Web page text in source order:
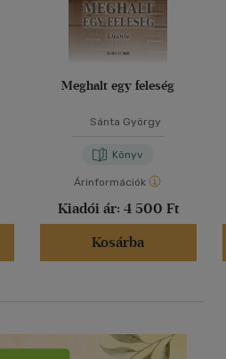
Meghalt egy feleség
Sánta György
Könyv
Árinformációk
Kiadói ár: 4 500 Ft
Kosárba